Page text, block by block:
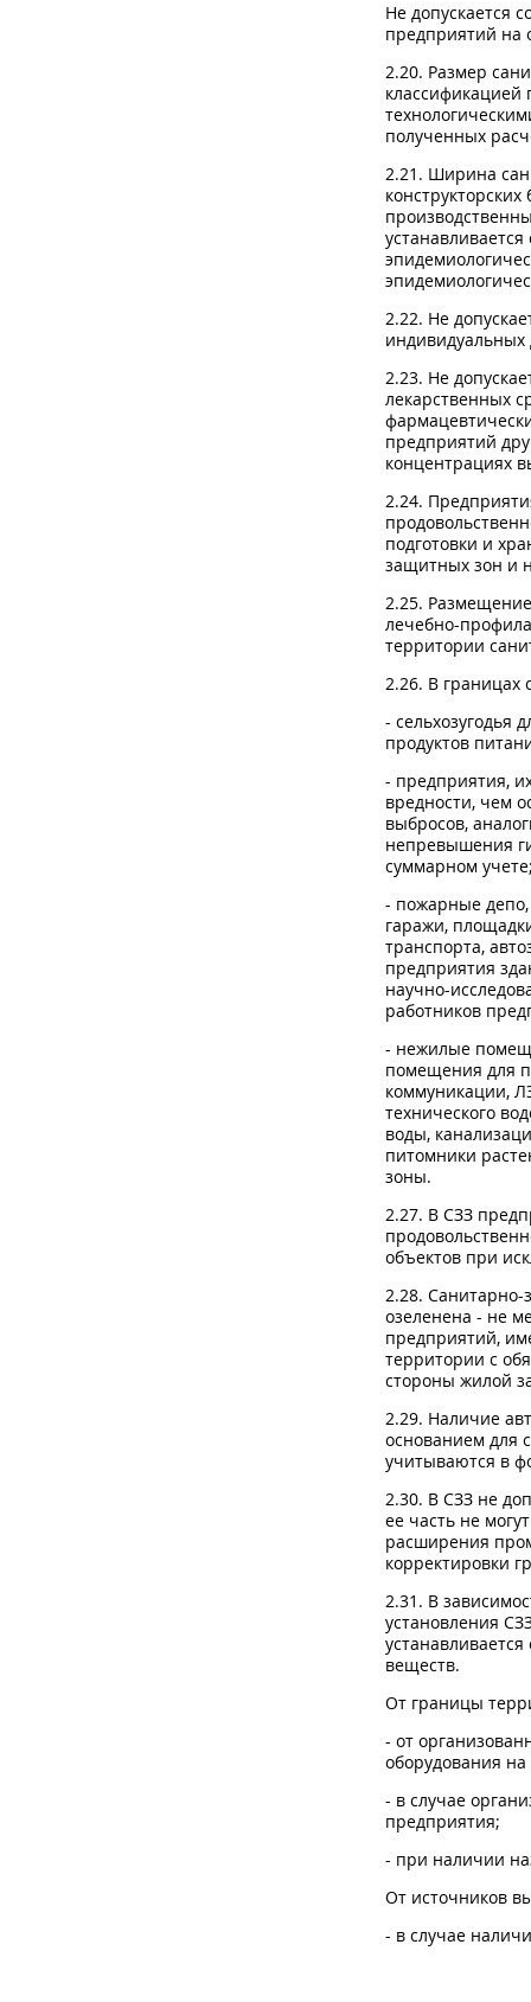
Не допускается
предприятий на
2.20. Размер
полученных
2.21. Ширина
2.22. Не
индивидуальных
2.23. Не
лекарственных
предприятий
концентрациях
2.24.
подготовки и
защитных зон и
2.25.
лечебно-
территории
2.26. В границах
- сельхозугодья
продуктов
- предприятия,
вредности, чем
выбросов,
непревышения
суммарном
- пожарные
гаражи,
транспорта,
предприятия
научно-
работников
- нежилые
помещения для
коммуникации,
технического
воды,
питомники
зоны.
2.27. В СЗЗ
объектов при
2.28. Санитарно-
озеленена - не
предприятий,
территории с
стороны жилой
2.29. Наличие
основанием для
учитываются в
2.30. В СЗЗ не
ее часть не
расширения
корректировки
2.31. В
установления
веществ.
От границы
- от
оборудования
- в случае
предприятия;
- при наличии
От источников
- в случае